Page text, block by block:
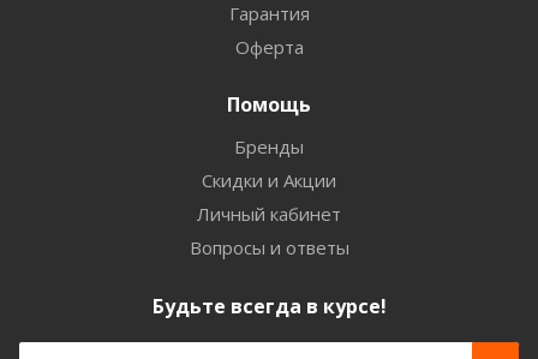
Гарантия
Оферта
Помощь
Бренды
Скидки и Акции
Личный кабинет
Вопросы и ответы
Будьте всегда в курсе!